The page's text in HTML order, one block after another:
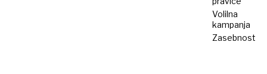
Volilna
kampanja
Zasebnost